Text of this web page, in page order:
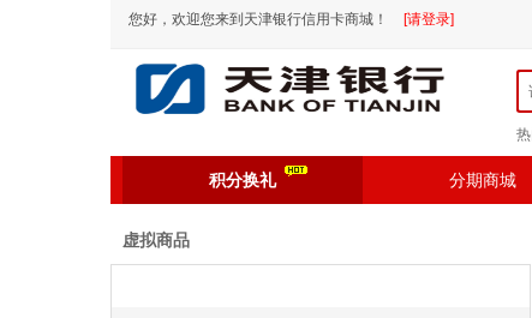
您好，欢迎您来到天津银行信用卡商城！ [请登录]
积分换礼 分期商城
虚拟商品